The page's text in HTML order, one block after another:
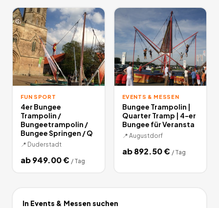
FUN SPORT
4er Bungee
Trampolin /
Bungeetrampolin /
Bungee Springen / Q
📍 Duderstadt
ab949.00€ / Tag
EVENTS & MESSEN
Bungee Trampolin |
Quarter Tramp | 4-er
Bungee für Veransta
📍 Augustdorf
ab892.50€ / Tag
In Events & Messen suchen